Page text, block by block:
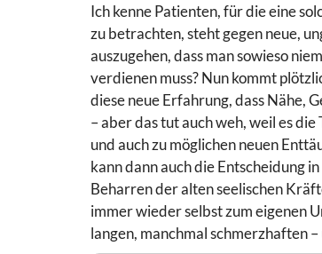
Ich kenne Patienten, für die eine
zu betrachten, steht gegen neue,
auszugehen, dass man sowieso
verdienen muss? Nun kommt
diese neue Erfahrung, dass Nähe,
– aber das tut auch weh, weil es
und auch zu möglichen neuen
kann dann auch die Entscheidung
Beharren der alten seelischen
immer wieder selbst zum eigenen
langen, manchmal schmerzhaften